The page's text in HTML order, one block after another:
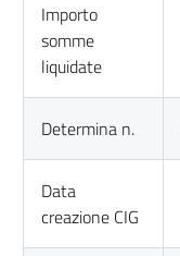
Importo
somme
liquidate
Determina n.
Data
creazione CIG